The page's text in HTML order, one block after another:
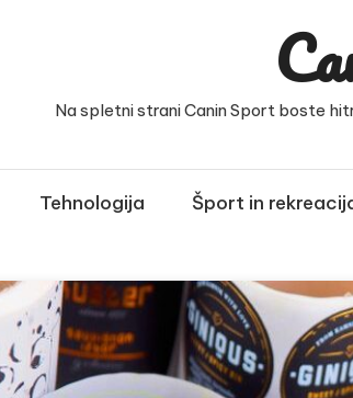
Na spletni strani Canin Sport boste
Tehnologija Šport in